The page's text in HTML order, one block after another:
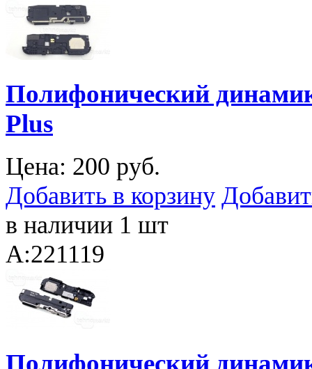
Полифонический
Plus
Цена: 200 руб.
Добавить в корзину
в наличии 1 шт
A:221119
Полифонический